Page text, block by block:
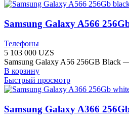
Samsung Galaxy A566
Телефоны
5 103 000 UZS
Samsung Galaxy A56 256GB Black
В корзину
Быстрый просмотр
Samsung Galaxy A366